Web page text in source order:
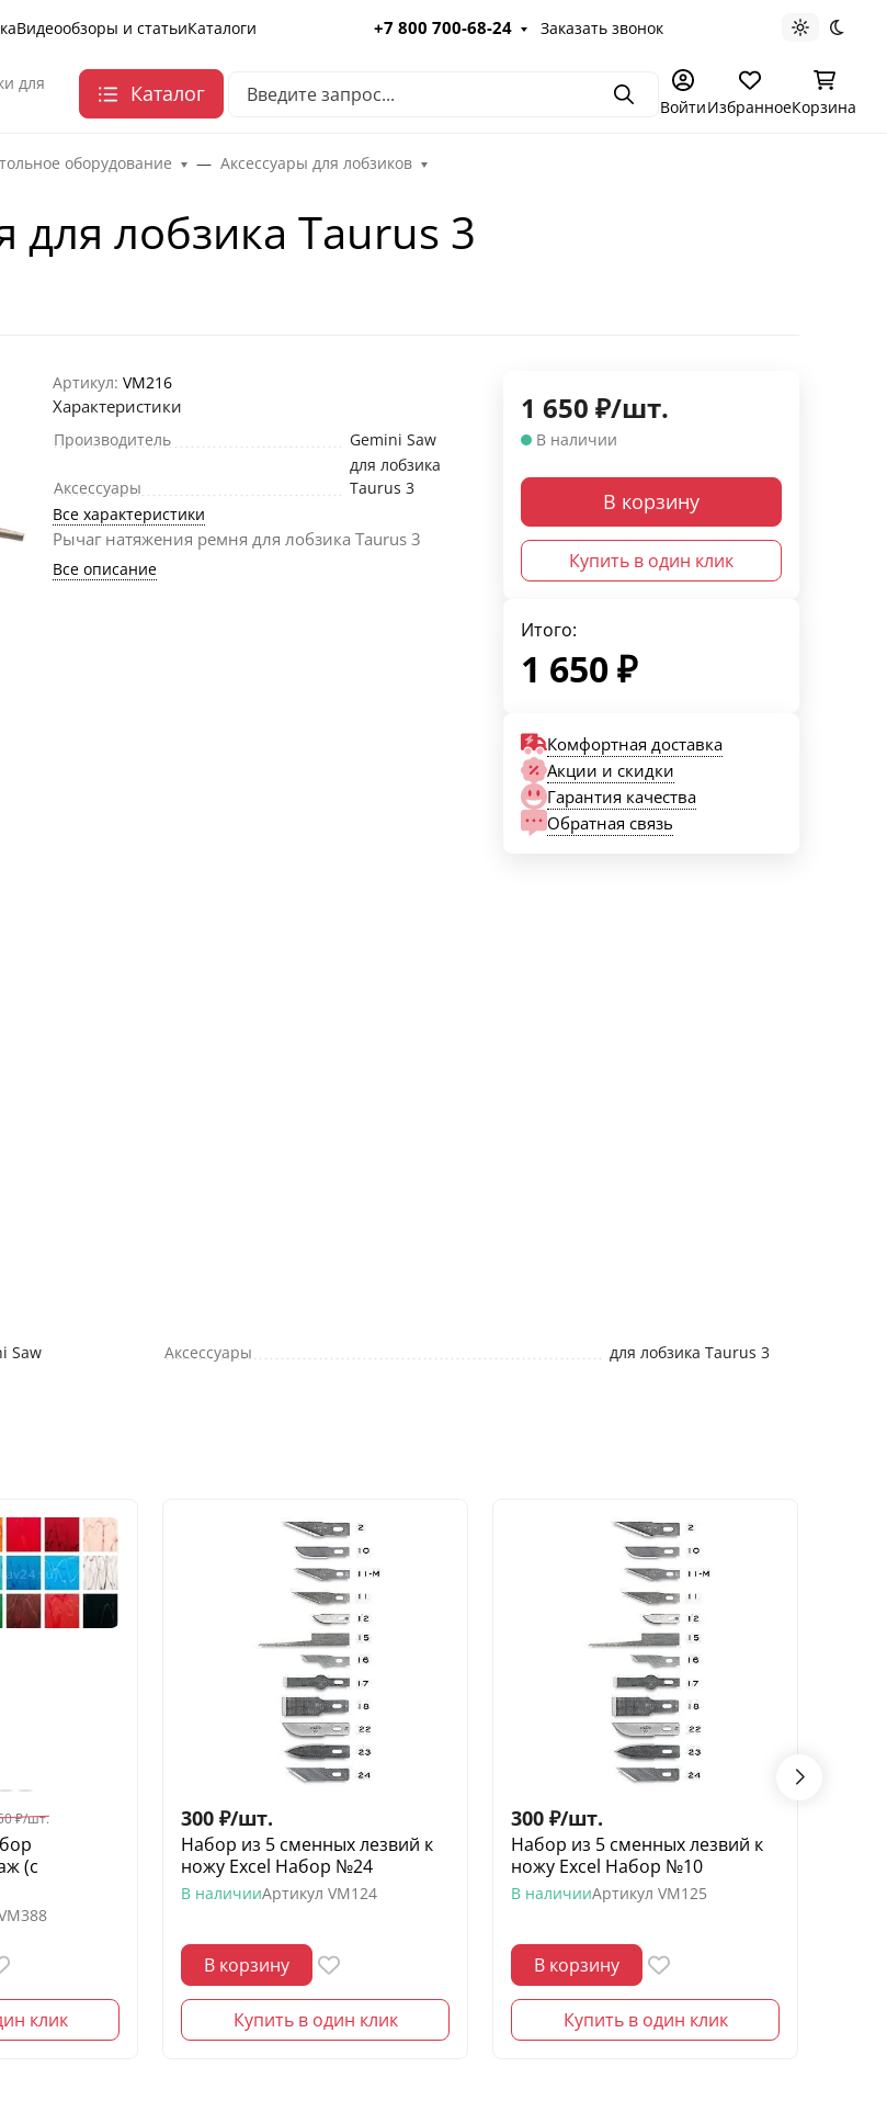
Видеообзоры и статьиКаталоги +7 800 700-68-24 Заказать звонок Светлая
для
Каталог ПоискВойтиИзбранноеКорзина
оборудование
Аксессуары для лобзиков
лобзика Taurus 3
Артикул: VM216
Характеристики
Производитель Gemini Saw
Аксессуары
для лобзика
Taurus 3
Все характеристики
Рычаг натяжения ремня для лобзика Taurus 3
Все описание
1 650 ₽/шт.
В наличии
В корзину
Купить в один клик
Итого:
1 650₽
Комфортная доставка
Акции и скидки
Гарантия качества
Обратная связь
Saw Аксессуары для лобзика Taurus 3
₽/шт.
(с
клик
300 ₽/шт.
Набор из 5 сменных лезвий к
ножу Excel Набор №24
В наличииАртикул VM124
В корзину
Купить в один клик
300 ₽/шт.
Набор из 5 сменных лезвий к
ножу Excel Набор №10
В наличииАртикул VM125
В корзину
Купить в один клик